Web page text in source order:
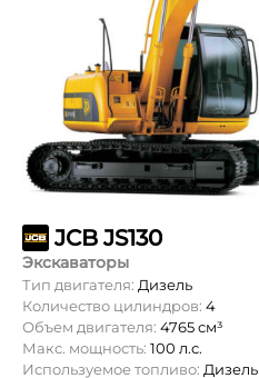
JCB JS130
Экскаваторы
Тип двигателя: Дизель
Количество цилиндров: 4
Объем двигателя: 4765 см³
Макс. мощность: 100 л.с.
Используемое топливо: Дизель